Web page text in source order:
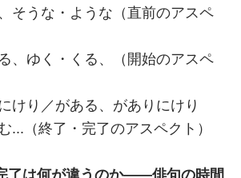
そうな・ような（直前のアスペ
、ゆく・くる、（開始のアスペ
けり／がある、がありにけり
...（終了・完了のアスペクト）